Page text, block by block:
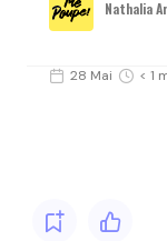
Nathalia
28 Mai < 1